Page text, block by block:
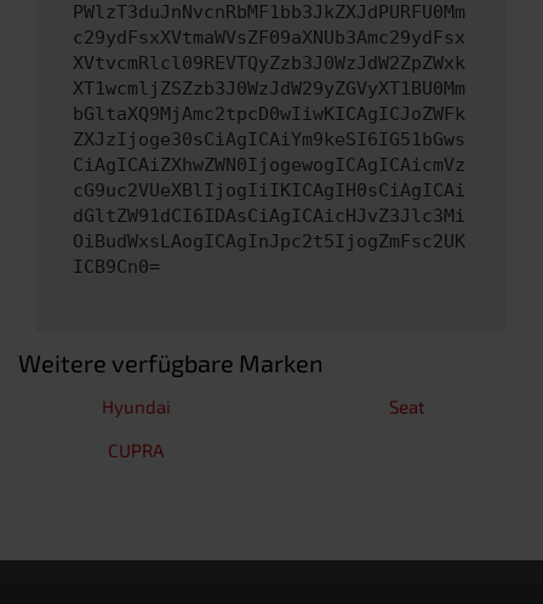
PWlzT3duJnNvcnRbMF1bb3JkZXJdPURFU0Mm
c29ydFsxXVtmaWVsZF09aXNUb3Amc29ydFsx
XVtvcmRlcl09REVTQyZzb3J0WzJdW2ZpZWxk
XT1wcmljZSZzb3J0WzJdW29yZGVyXT1BU0Mm
bGltaXQ9MjAmc2tpcD0wIiwKICAgICJoZWFk
ZXJzIjoge30sCiAgICAiYm9keSI6IG51bGws
CiAgICAiZXhwZWN0IjogewogICAgICAicmVz
cG9uc2VUeXBlIjogIiIKICAgIH0sCiAgICAi
dGltZW91dCI6IDAsCiAgICAicHJvZ3Jlc3Mi
OiBudWxsLAogICAgInJpc2t5IjogZmFsc2UK
ICB9Cn0=
Weitere verfügbare Marken
Hyundai
Seat
CUPRA